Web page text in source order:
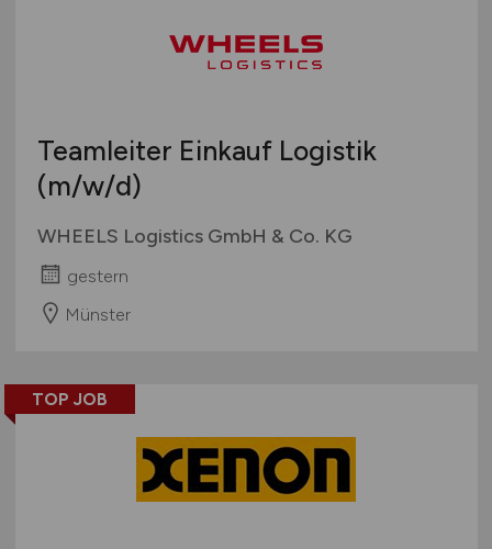
Teamleiter Einkauf Logistik
(m/w/d)
WHEELS Logistics GmbH & Co. KG
gestern
Münster
TOP JOB